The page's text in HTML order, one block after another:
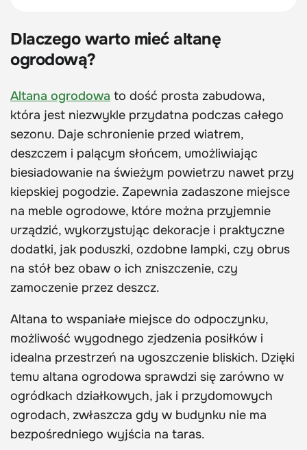
Dlaczego warto mieć altanę
ogrodową?
Altana ogrodowa to dość prosta zabudowa,
która jest niezwykle przydatna podczas całego
sezonu. Daje schronienie przed wiatrem,
deszczem i palącym słońcem, umożliwiając
biesiadowanie na świeżym powietrzu nawet przy
kiepskiej pogodzie. Zapewnia zadaszone miejsce
na meble ogrodowe, które można przyjemnie
urządzić, wykorzystując dekoracje i praktyczne
dodatki, jak poduszki, ozdobne lampki, czy obrus
na stół bez obaw o ich zniszczenie, czy
zamoczenie przez deszcz.
Altana to wspaniałe miejsce do odpoczynku,
możliwość wygodnego zjedzenia posiłków i
idealna przestrzeń na ugoszczenie bliskich. Dzięki
temu altana ogrodowa sprawdzi się zarówno w
ogródkach działkowych, jak i przydomowych
ogrodach, zwłaszcza gdy w budynku nie ma
bezpośredniego wyjścia na taras.